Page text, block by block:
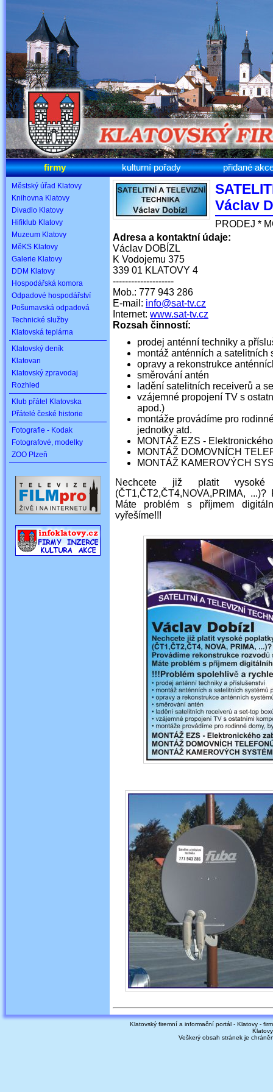
firmy kulturní pořady přidané
Městský úřad Klatovy
Knihovna Klatovy
Divadlo Klatovy
Hifiklub Klatovy
Muzeum Klatovy
MěKS Klatovy
Galerie Klatovy
DDM Klatovy
Hospodářská komora
Odpadové hospodářství
Pošumavská odpadová
Technické služby
Klatovská teplárna
Klatovský deník
Klatovan
Klatovský zpravodaj
Rozhled
Klub přátel Klatovska
Přátelé české historie
Fotografie - Kodak
Fotografové, modelky
ZOO Plzeň
Václav
PRODEJ *
Adresa a kontaktní údaje:
Václav DOBÍZL
K Vodojemu 375
339 01 KLATOVY 4
--------------------
Mob.: 777 943 286
E-mail: info@sat-tv.cz
Internet: www.sat-tv.cz
Rozsah činností:
prodej anténní techniky a
montáž anténních a
opravy a rekonstrukce
směrování antén
ladění satelitních receiverů a
vzájemné propojení TV s
apod.)
montáže provádíme pro
jednotky atd.
MONTÁŽ EZS -
MONTÁŽ DOMOVNÍCH
MONTÁŽ KAMEROVÝCH
Nechcete již platit
(ČT1,ČT2,ČT4,NOVA,PRIMA,
Máte problém s příjmem
vyřešíme!!!
Klatovský firemní a informační portál - Klatovy -
Veškerý obsah stránek je